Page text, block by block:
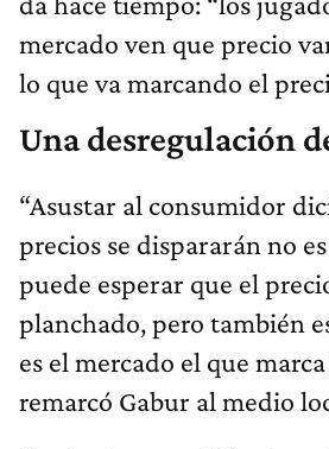
mercado ven que precio
lo que va marcando el
Una desregulación
“Asustar al consumidor
precios se dispararán no
puede esperar que el
planchado, pero también
es el mercado el que
remarcó Gabur al medio